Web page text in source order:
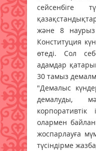
сейсенбіге
және 8
Конституция
өтеді. Сол
адамдар
30 тамыз
"Демалыс
демалуды,
олармен
жоспарлауға
түсіндірме